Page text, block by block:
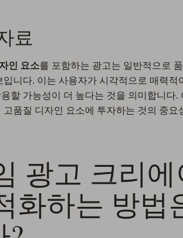
료
인 요소를 포함하는 광고는 일반적으로
니다. 이는 사용자가 시각적으로 매력적
할 가능성이 더 높다는 것을 의미합니다.
품질 디자인 요소에 투자하는 것의 중요
광고 크리
화하는 방법